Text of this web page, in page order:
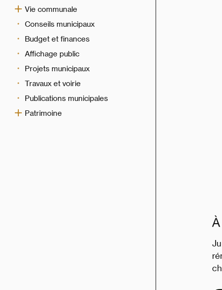
Vie communale
Conseils municipaux
Budget et finances
Affichage public
Projets municipaux
Travaux et voirie
Publications municipales
Patrimoine